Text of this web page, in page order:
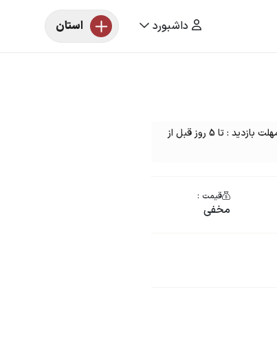
داشبورد استان
مزایده خودرو یک دستگاه پراید رنگ : سرمه ای مدل : 82 مهلت بازدید : تا 5 روز قبل از
قیمت :
مخفی